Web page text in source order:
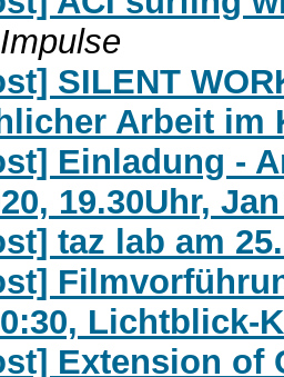
SILENT
Arbeit im
Einladung -
19.30Uhr,
taz lab am
Lichtblick-
Extension of